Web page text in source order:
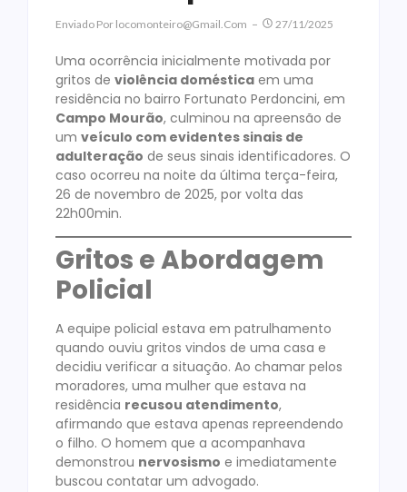
Enviado Por Locomonteiro@gmail.com 27/11/2025
Uma ocorrência inicialmente motivada por
gritos de violência doméstica em uma
residência no bairro Fortunato Perdoncini, em
Campo Mourão, culminou na apreensão de
um veículo com evidentes sinais de
adulteração de seus sinais identificadores. O
caso ocorreu na noite da última terça-feira,
26 de novembro de 2025, por volta das
22h00min.
Gritos e Abordagem
Policial
A equipe policial estava em patrulhamento
quando ouviu gritos vindos de uma casa e
decidiu verificar a situação. Ao chamar pelos
moradores, uma mulher que estava na
residência recusou atendimento,
afirmando que estava apenas repreendendo
o filho. O homem que a acompanhava
demonstrou nervosismo e imediatamente
buscou contatar um advogado.